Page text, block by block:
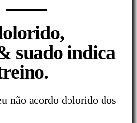
suado indica
não acordo dolorido dos